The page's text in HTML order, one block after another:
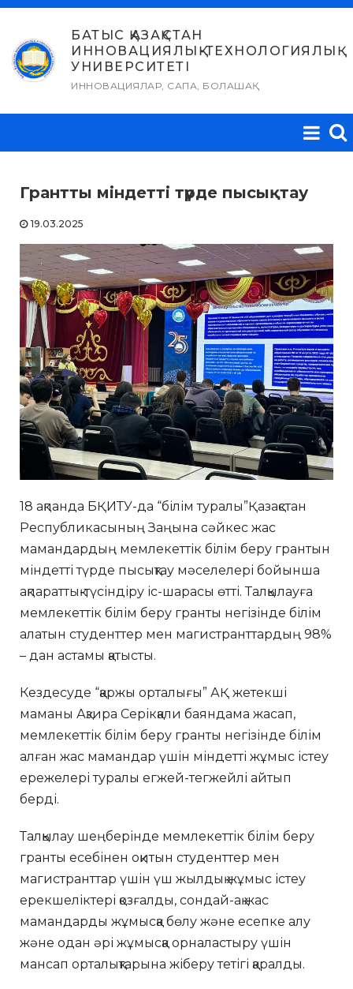
Skip
content
БАТЫС ҚАЗАҚСТАН
ИННОВАЦИЯЛЫҚ-ТЕХНОЛОГИЯЛЫҚ
УНИВЕРСИТЕТІ
ИННОВАЦИЯЛАР, САПА, БОЛАШАҚ
Грантты міндетті түрде пысықтау
19.03.2025
18 ақпанда БҚИТУ-да “білім туралы”Қазақстан
Республикасының Заңына сәйкес жас
мамандардың мемлекеттік білім беру грантын
міндетті түрде пысықтау мәселелері бойынша
ақпараттық-түсіндіру іс-шарасы өтті. Талқылауға
мемлекеттік білім беру гранты негізінде білім
алатын студенттер мен магистранттардың 98%
– дан астамы қатысты.
Кездесуде “қаржы орталығы” АҚ жетекші
маманы Ақзира Серікқали баяндама жасап,
мемлекеттік білім беру гранты негізінде білім
алған жас мамандар үшін міндетті жұмыс істеу
ережелері туралы егжей-тегжейлі айтып
берді.
Талқылау шеңберінде мемлекеттік білім беру
гранты есебінен оқитын студенттер мен
магистранттар үшін үш жылдық жұмыс істеу
ерекшеліктері қозғалды, сондай-ақ жас
мамандарды жұмысқа бөлу және есепке алу
және одан әрі жұмысқа орналастыру үшін
мансап орталықтарына жіберу тетігі қаралды.